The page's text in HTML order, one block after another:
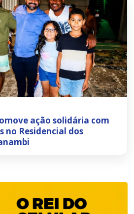
ação solidária com
no Residencial dos